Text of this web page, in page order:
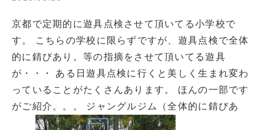
京都で定期的に遊具点検させて頂いてる小学校で
す。 こちらの学校に限らずですが、遊具点検で全体
的に錆びあり。等の指摘をさせて頂いてる遊具
が・・・ ある日遊具点検に行くと美しく生まれ変わ
っていることがたくさんあります。 ほんの一部です
がご紹介。。。 ジャングルジム（全体的に錆びあ